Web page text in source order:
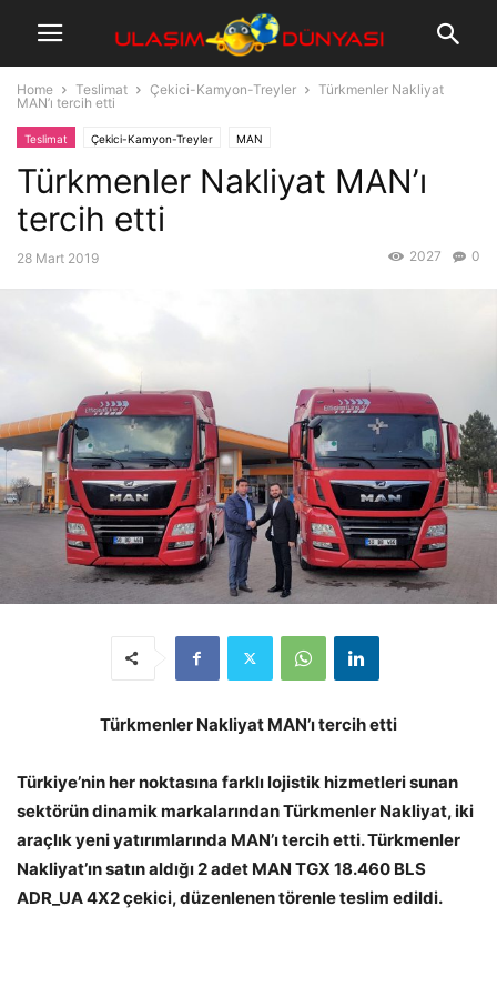
Home Teslimat Çekici-Kamyon-Treyler
Türkmenler Nakliyat
MAN’ı tercih etti
Teslimat Çekici-Kamyon-Treyler MAN
Türkmenler Nakliyat MAN’ı
tercih etti
28 Mart 2019 0
2027
Türkmenler Nakliyat MAN’ı tercih etti
Türkiye’nin her noktasına farklı lojistik hizmetleri sunan
sektörün dinamik markalarından Türkmenler Nakliyat, iki
araçlık yeni yatırımlarında MAN’ı tercih etti. Türkmenler
Nakliyat’ın satın aldığı 2 adet MAN TGX 18.460 BLS
ADR_UA 4X2 çekici, düzenlenen törenle teslim edildi.